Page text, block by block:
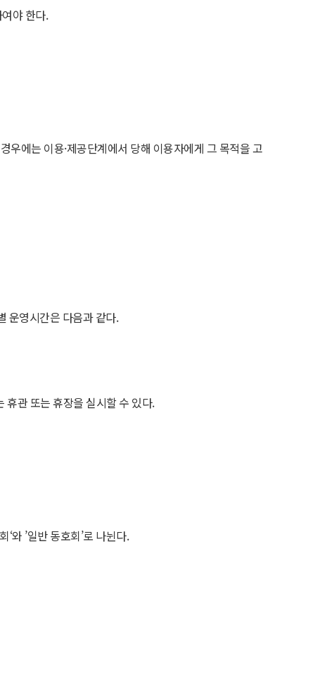
야 한다.
에는 이용·제공단계에서 당해 이용자에게 그 목적을 고
운영시간은 다음과 같다.
휴관 또는 휴장을 실시할 수 있다.
와 ’일반 동호회’로 나뉜다.